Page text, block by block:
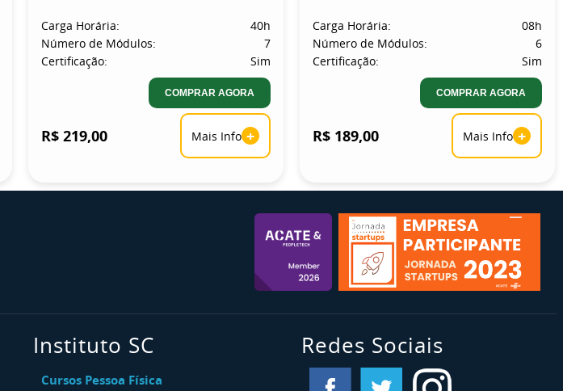
Carga Horária:
40h
Número de Módulos:
7
Certificação:
Sim
COMPRAR AGORA
R$ 219,00 Mais Info +
Carga Horária:
08h
Número de Módulos:
6
Certificação:
Sim
COMPRAR AGORA
R$ 189,00 Mais Info +
Instituto SC
Cursos Pessoa Física
Redes Sociais